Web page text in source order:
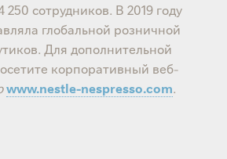
250 сотрудников. В 2019 году
глобальной розничной
Для дополнительной
корпоративный веб-
www.nestle-nespresso.com.